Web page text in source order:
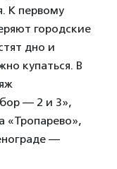
К первому
городские
дно и
купаться. В
— 2 и 3»,
«Тропарево»,
—